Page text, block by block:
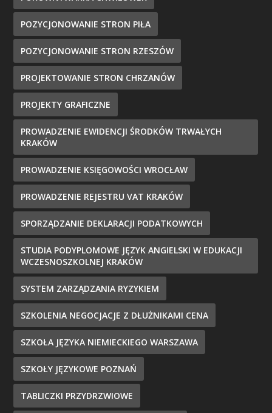
POZYCJONOWANIE STRON PIŁA
POZYCJONOWANIE STRON RZESZÓW
PROJEKTOWANIE STRON CHRZANÓW
PROJEKTY GRAFICZNE
PROWADZENIE EWIDENCJI ŚRODKÓW TRWAŁYCH
KRAKÓW
PROWADZENIE KSIĘGOWOŚCI WROCŁAW
PROWADZENIE REJESTRU VAT KRAKÓW
SPORZĄDZANIE DEKLARACJI PODATKOWYCH
STUDIA PODYPLOMOWE JĘZYK ANGIELSKI W EDUKACJI
WCZESNOSZKOLNEJ KRAKÓW
SYSTEM ZARZĄDZANIA RYZYKIEM
SZKOLENIA NEGOCJACJE Z DŁUŻNIKAMI CENA
SZKOŁA JĘZYKA NIEMIECKIEGO WARSZAWA
SZKOŁY JĘZYKOWE POZNAŃ
TABLICZKI PRZYDRZWIOWE